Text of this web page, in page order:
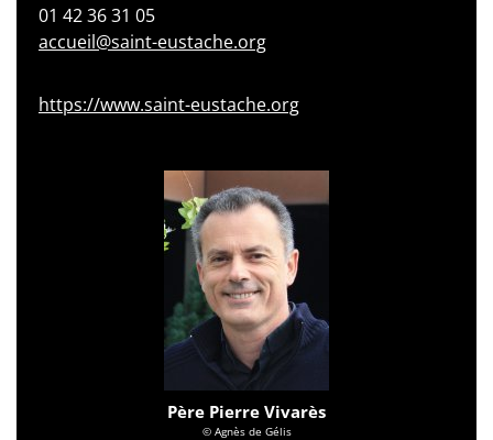
01 42 36 31 05
accueil@saint-eustache.org
https://www.saint-eustache.org
Père Pierre Vivarès
© Agnès de Gélis